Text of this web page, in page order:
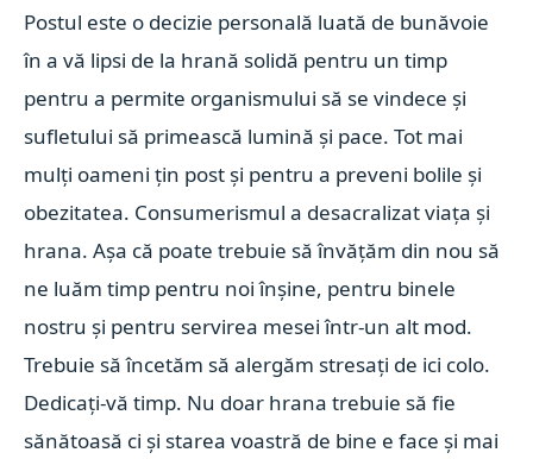
Postul este o decizie personală luată de bunăvoie
în a vă lipsi de la hrană solidă pentru un timp
pentru a permite organismului să se vindece și
sufletului să primească lumină și pace. Tot mai
mulți oameni țin post și pentru a preveni bolile și
obezitatea. Consumerismul a desacralizat viața și
hrana. Așa că poate trebuie să învățăm din nou să
ne luăm timp pentru noi înșine, pentru binele
nostru și pentru servirea mesei într-un alt mod.
Trebuie să încetăm să alergăm stresați de ici colo.
Dedicați-vă timp. Nu doar hrana trebuie să fie
sănătoasă ci și starea voastră de bine e face și mai